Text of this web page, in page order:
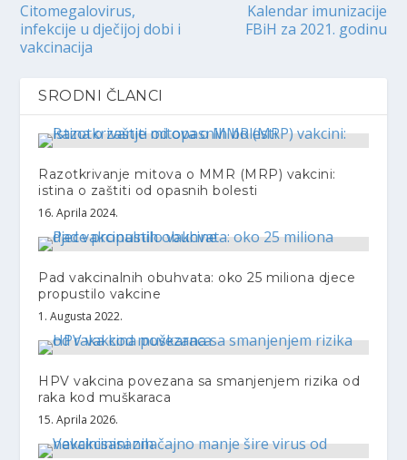
Citomegalovirus,
infekcije u dječijoj dobi i
vakcinacija
Kalendar imunizacije
FBiH za 2021. godinu
SRODNI ČLANCI
Razotkrivanje mitova o MMR (MRP) vakcini:
istina o zaštiti od opasnih bolesti
16. Aprila 2024.
Pad vakcinalnih obuhvata: oko 25 miliona djece
propustilo vakcine
1. Augusta 2022.
HPV vakcina povezana sa smanjenjem rizika od
raka kod muškaraca
15. Aprila 2026.